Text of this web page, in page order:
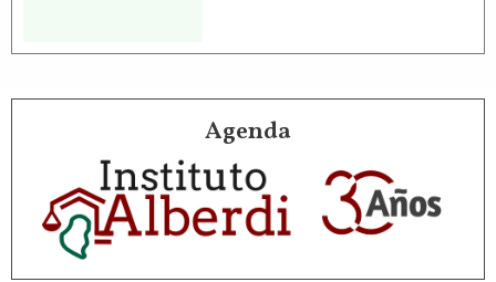
Agenda